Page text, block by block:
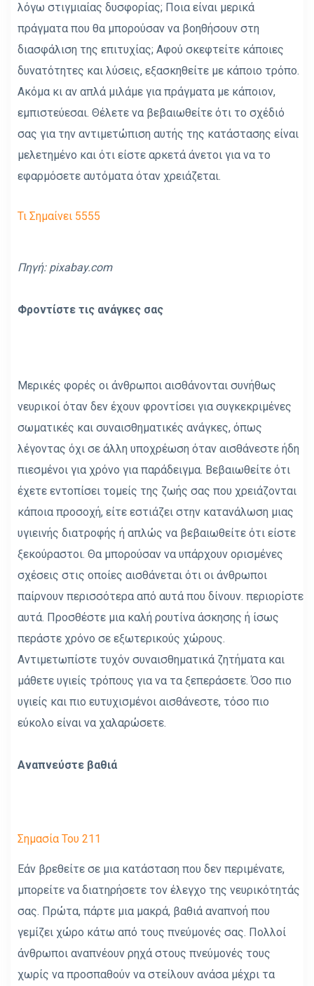
λόγω στιγμιαίας δυσφορίας; Ποια είναι μερικά
πράγματα που θα μπορούσαν να βοηθήσουν στη
διασφάλιση της επιτυχίας; Αφού σκεφτείτε κάποιες
δυνατότητες και λύσεις, εξασκηθείτε με κάποιο τρόπο.
Ακόμα κι αν απλά μιλάμε για πράγματα με κάποιον,
εμπιστεύεσαι. Θέλετε να βεβαιωθείτε ότι το σχέδιό
σας για την αντιμετώπιση αυτής της κατάστασης είναι
μελετημένο και ότι είστε αρκετά άνετοι για να το
εφαρμόσετε αυτόματα όταν χρειάζεται.
Τι Σημαίνει 5555
Πηγή: pixabay.com
Φροντίστε τις ανάγκες σας
Μερικές φορές οι άνθρωποι αισθάνονται συνήθως
νευρικοί όταν δεν έχουν φροντίσει για συγκεκριμένες
σωματικές και συναισθηματικές ανάγκες, όπως
λέγοντας όχι σε άλλη υποχρέωση όταν αισθάνεστε ήδη
πιεσμένοι για χρόνο για παράδειγμα. Βεβαιωθείτε ότι
έχετε εντοπίσει τομείς της ζωής σας που χρειάζονται
κάποια προσοχή, είτε εστιάζει στην κατανάλωση μιας
υγιεινής διατροφής ή απλώς να βεβαιωθείτε ότι είστε
ξεκούραστοι. Θα μπορούσαν να υπάρχουν ορισμένες
σχέσεις στις οποίες αισθάνεται ότι οι άνθρωποι
παίρνουν περισσότερα από αυτά που δίνουν. περιορίστε
αυτά. Προσθέστε μια καλή ρουτίνα άσκησης ή ίσως
περάστε χρόνο σε εξωτερικούς χώρους.
Αντιμετωπίστε τυχόν συναισθηματικά ζητήματα και
μάθετε υγιείς τρόπους για να τα ξεπεράσετε. Όσο πιο
υγιείς και πιο ευτυχισμένοι αισθάνεστε, τόσο πιο
εύκολο είναι να χαλαρώσετε.
Αναπνεύστε βαθιά
Σημασία Του 211
Εάν βρεθείτε σε μια κατάσταση που δεν περιμένατε,
μπορείτε να διατηρήσετε τον έλεγχο της νευρικότητάς
σας. Πρώτα, πάρτε μια μακρά, βαθιά αναπνοή που
γεμίζει χώρο κάτω από τους πνεύμονές σας. Πολλοί
άνθρωποι αναπνέουν ρηχά στους πνεύμονές τους
χωρίς να προσπαθούν να στείλουν ανάσα μέχρι τα